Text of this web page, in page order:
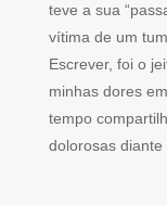
teve a sua
vítima de um
Escrever, foi o
minhas dores
tempo
dolorosas diante